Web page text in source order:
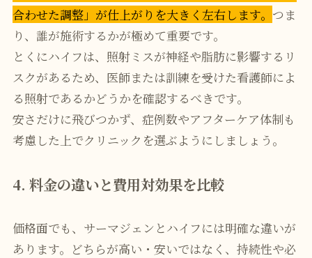
合わせた調整」が仕上がりを大きく左右します。 つま
り、誰が施術するかが極めて重要です。
とくにハイフは、照射ミスが神経や脂肪に影響するリ
スクがあるため、医師または訓練を受けた看護師によ
る照射であるかどうかを確認するべきです。
安さだけに飛びつかず、症例数やアフターケア体制も
考慮した上でクリニックを選ぶようにしましょう。
4. 料金の違いと費用対効果を比較
価格面でも、サーマジェンとハイフには明確な違いが
あります。どちらが高い・安いではなく、持続性や必